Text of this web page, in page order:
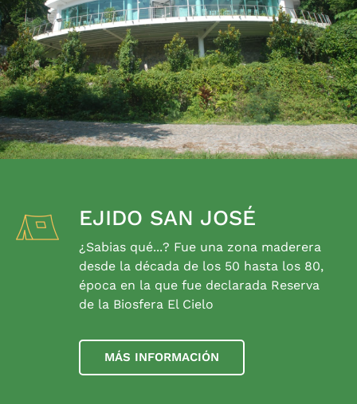
EJIDO SAN JOSÉ
¿Sabias qué...? Fue una zona maderera
desde la década de los 50 hasta los 80,
época en la que fue declarada Reserva
de la Biosfera El Cielo
MÁS INFORMACIÓN